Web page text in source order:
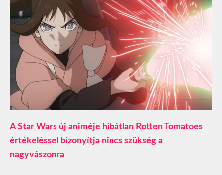
A Star Wars új animéje hibátlan Rotten Tomatoes
értékeléssel bizonyítja nincs szükség a
nagyvászonra